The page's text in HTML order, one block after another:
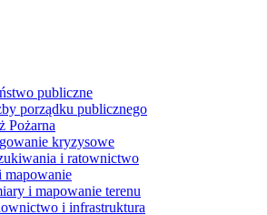
publiczne
porządku publicznego
Pożarna
kryzysowe
i ratownictwo
mapowanie
i mapowanie terenu
i infrastruktura